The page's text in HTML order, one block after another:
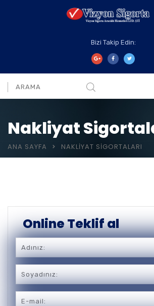
Bizi Takip Edin:
Nakliyat
ANA SAYFA NAKLIYAT SIGORTALARI
Online Teklif al